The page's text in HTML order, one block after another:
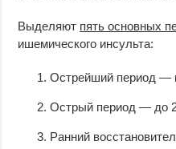
Выделяют пять основных
ишемического инсульта:
Острейший период —
Острый период — до
Ранний